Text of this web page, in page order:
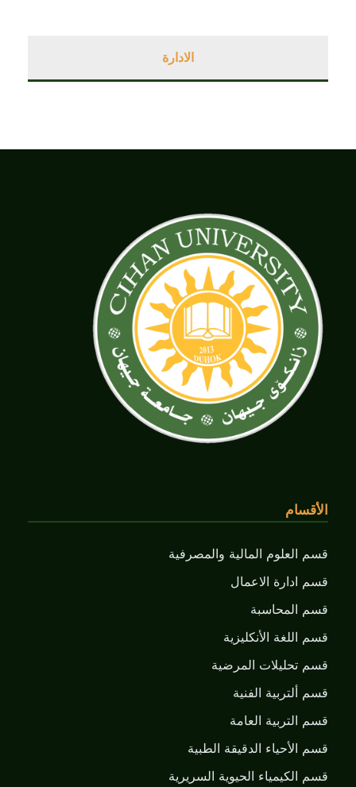
الادارة
الأقسام
قسم العلوم المالية والمصرفية
قسم ادارة الاعمال
قسم المحاسبة
قسم اللغة الأنكليزية
قسم تحليلات المرضية
قسم ألتربية الفنية
قسم التربية العامة
قسم الأحياء الدقيقة الطبية
قسم الكيمياء الحيوية السريرية